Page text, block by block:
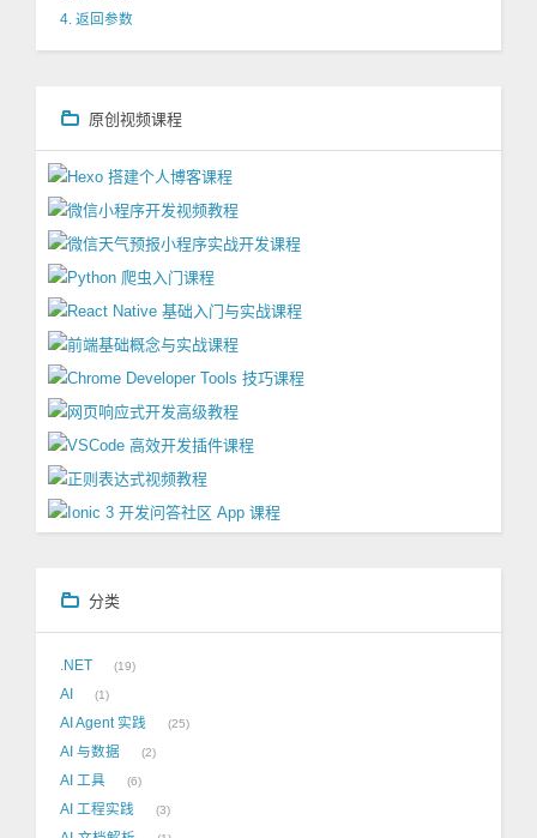
4. 返回参数
原创视频课程
分类
.NET 19
AI 1
AI Agent 实践 25
AI 与数据 2
AI 工具 6
AI 工程实践 3